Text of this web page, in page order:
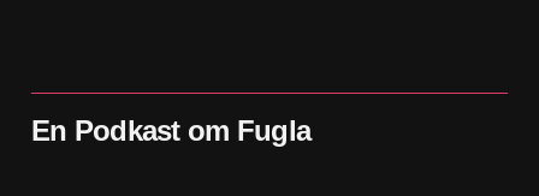
En Podkast om Fugla